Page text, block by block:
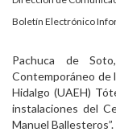
Publicaciones en línea
Alumnado
Aspirantes
Boletín Electrónico
Pachuca de
Contemporáneo de
Hidalgo (UAEH)
instalaciones del
Manuel Ballesteros”.